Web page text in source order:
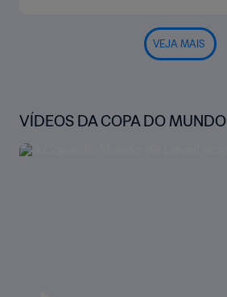
VEJA MAIS
VÍDEOS DA COPA DO MUNDO